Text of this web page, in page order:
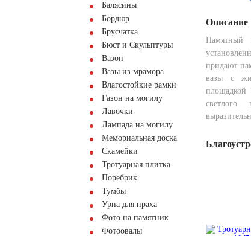
Балясины
Бордюр
Брусчатка
Бюст и Скульптуры
Вазон
Вазы из мрамора
Влагостойкие рамки
Газон на могилу
Лавочки
Лампада на могилу
Мемориальная доска
Скамейки
Тротуарная плитка
Поребрик
Тумбы
Урна для праха
Фото на памятник
Фотоовалы
Описание
Памятный
придают
вазы с
площадкой